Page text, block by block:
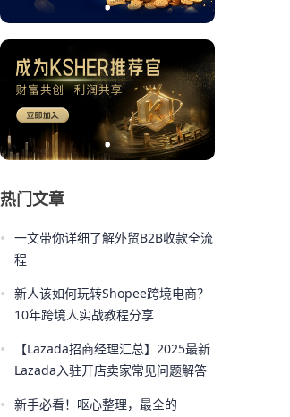
热门文章
• 一文带你详细了解外贸B2B收款全流
程
• 新人该如何玩转Shopee跨境电商？
10年跨境人实战教程分享
•
【Lazada招商经理汇总】2025最新
Lazada入驻开店卖家常见问题解答
• 新手必看！呕心整理，最全的